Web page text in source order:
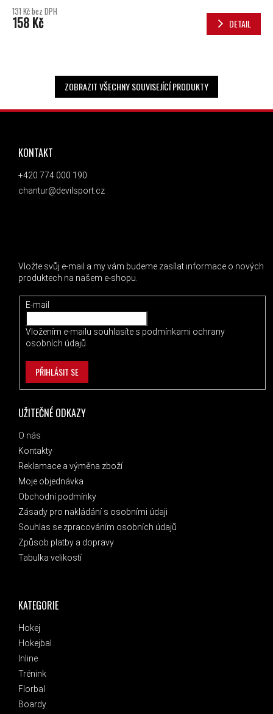
131 Kč bez DPH
158 Kč DETAIL
ZOBRAZIT VŠECHNY SOUVISEJÍCÍ PRODUKTY
ZÁPATÍ
KATEGORIE
Hokej
Hokejbal
Inline
Trénink
Florbal
Boardy
UŽITEČNÉ ODKAZY
O nás
Kontakty
Reklamace a výměna zboží
Moje objednávka
Obchodní podmínky
Zásady pro nakládání s osobními údaji
Souhlas se zpracováním osobních údajů
Způsob platby a dopravy
Tabulka velikostí
KONTAKT
+420 774 000 190
chantur@devilsport.cz
Vložte svůj e-mail a my vám budeme zasílat informace o nových
produktech na našem e-shopu.
E-mail
Vložením e-mailu souhlasíte s podmínkami ochrany
osobních údajů
PŘIHLÁSIT SE